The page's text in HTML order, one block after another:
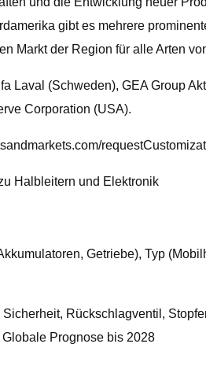
gibt es mehrere
Markt der Region für alle Arten
(Schweden), GEA Group
Corporation (USA).
Halbleitern und Elektronik
Getriebe), Typ
Rückschlagventil,
Prognose bis 2028